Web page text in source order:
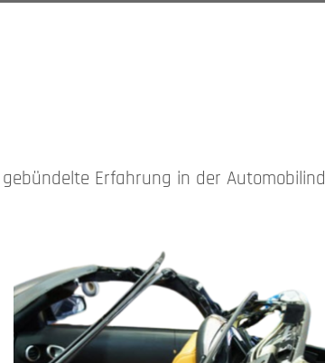
Erfahrung in der